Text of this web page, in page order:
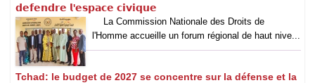
𝗱𝗲𝗳𝗲𝗻𝗱𝗿𝗲 𝗹'𝗲𝘀𝗽𝗮𝗰𝗲 𝗰𝗶𝘃𝗶𝗾𝘂𝗲
La Commission Nationale des Droits de
l'Homme accueille un forum régional de haut nive...
Tchad: le budget de 2027 se concentre sur la défense et la